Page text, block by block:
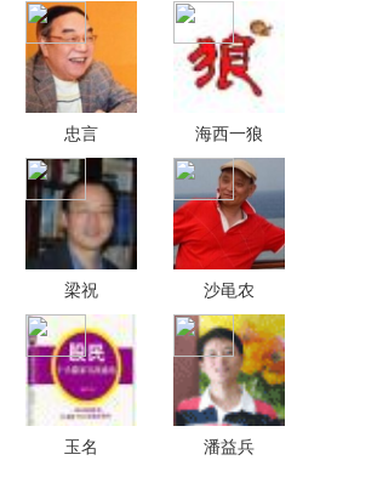
忠言 海西一狼
梁祝 沙黾农
玉名 潘益兵